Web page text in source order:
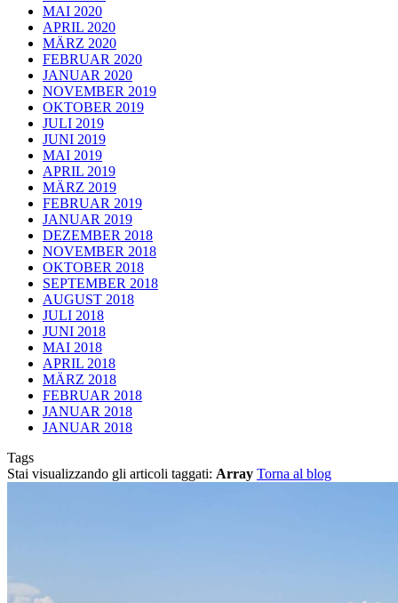
MAI 2020
APRIL 2020
MÄRZ 2020
FEBRUAR 2020
JANUAR 2020
NOVEMBER 2019
OKTOBER 2019
JULI 2019
JUNI 2019
MAI 2019
APRIL 2019
MÄRZ 2019
FEBRUAR 2019
JANUAR 2019
DEZEMBER 2018
NOVEMBER 2018
OKTOBER 2018
SEPTEMBER 2018
AUGUST 2018
JULI 2018
JUNI 2018
MAI 2018
APRIL 2018
MÄRZ 2018
FEBRUAR 2018
JANUAR 2018
JANUAR 2018
Tags
Stai visualizzando gli articoli taggati: Array Torna al blog